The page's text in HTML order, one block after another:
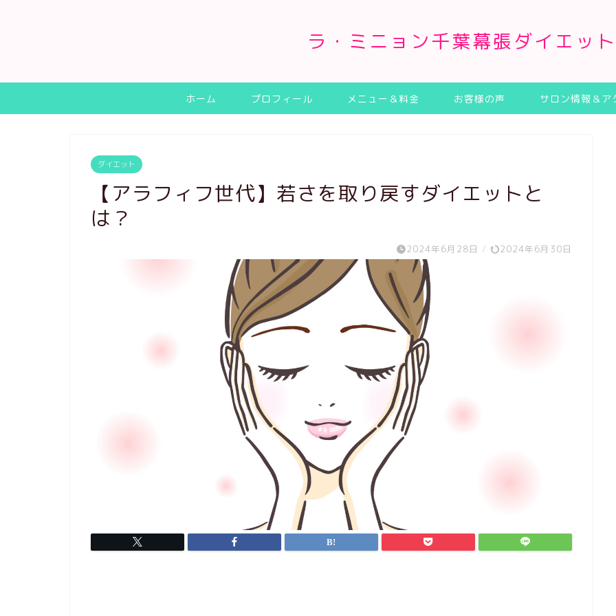
ラ・ミニョン千葉幕張ダイエット
ホーム プロフィール メニュー＆料金 お客様の声 サロン情報＆ア
ダイエット
【アラフィフ世代】若さを取り戻すダイエットと
は？
2024年6月28日 / 2024年6月30日